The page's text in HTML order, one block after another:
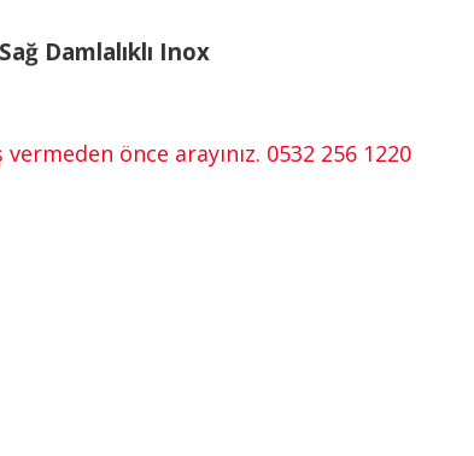
Damlalıklı Inox
önce arayınız. 0532 256 1220